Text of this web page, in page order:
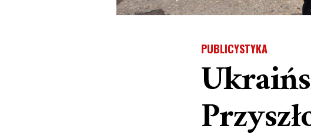
PUBLICYSTYKA